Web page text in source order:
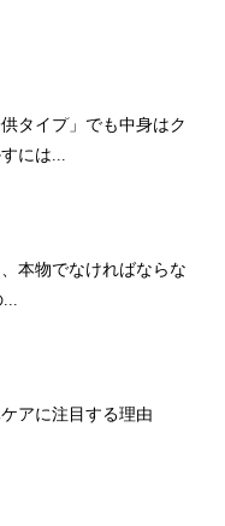
タイプ」でも中身はク
には...
本物でなければならな
アに注目する理由